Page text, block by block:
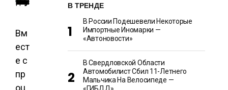
Вм
ест
е с
пр
оц
В ТРЕНДЕ
В России Подешевели Некоторые
Импортные Иномарки —
«Автоновости»
В Свердловской Области
Автомобилист Сбил 11-Летнего
Мальчика На Велосипеде —